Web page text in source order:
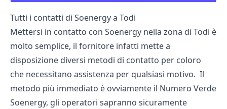
Tutti i contatti di Soenergy a Todi
Mettersi in contatto con Soenergy nella zona di Todi è
molto semplice, il fornitore infatti mette a
disposizione diversi metodi di contatto per coloro
che necessitano assistenza per qualsiasi motivo. Il
metodo più immediato è ovviamente il Numero Verde
Soenergy, gli operatori sapranno sicuramente